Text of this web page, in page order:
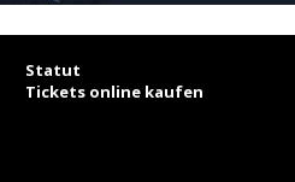
Statut
Tickets online kaufen